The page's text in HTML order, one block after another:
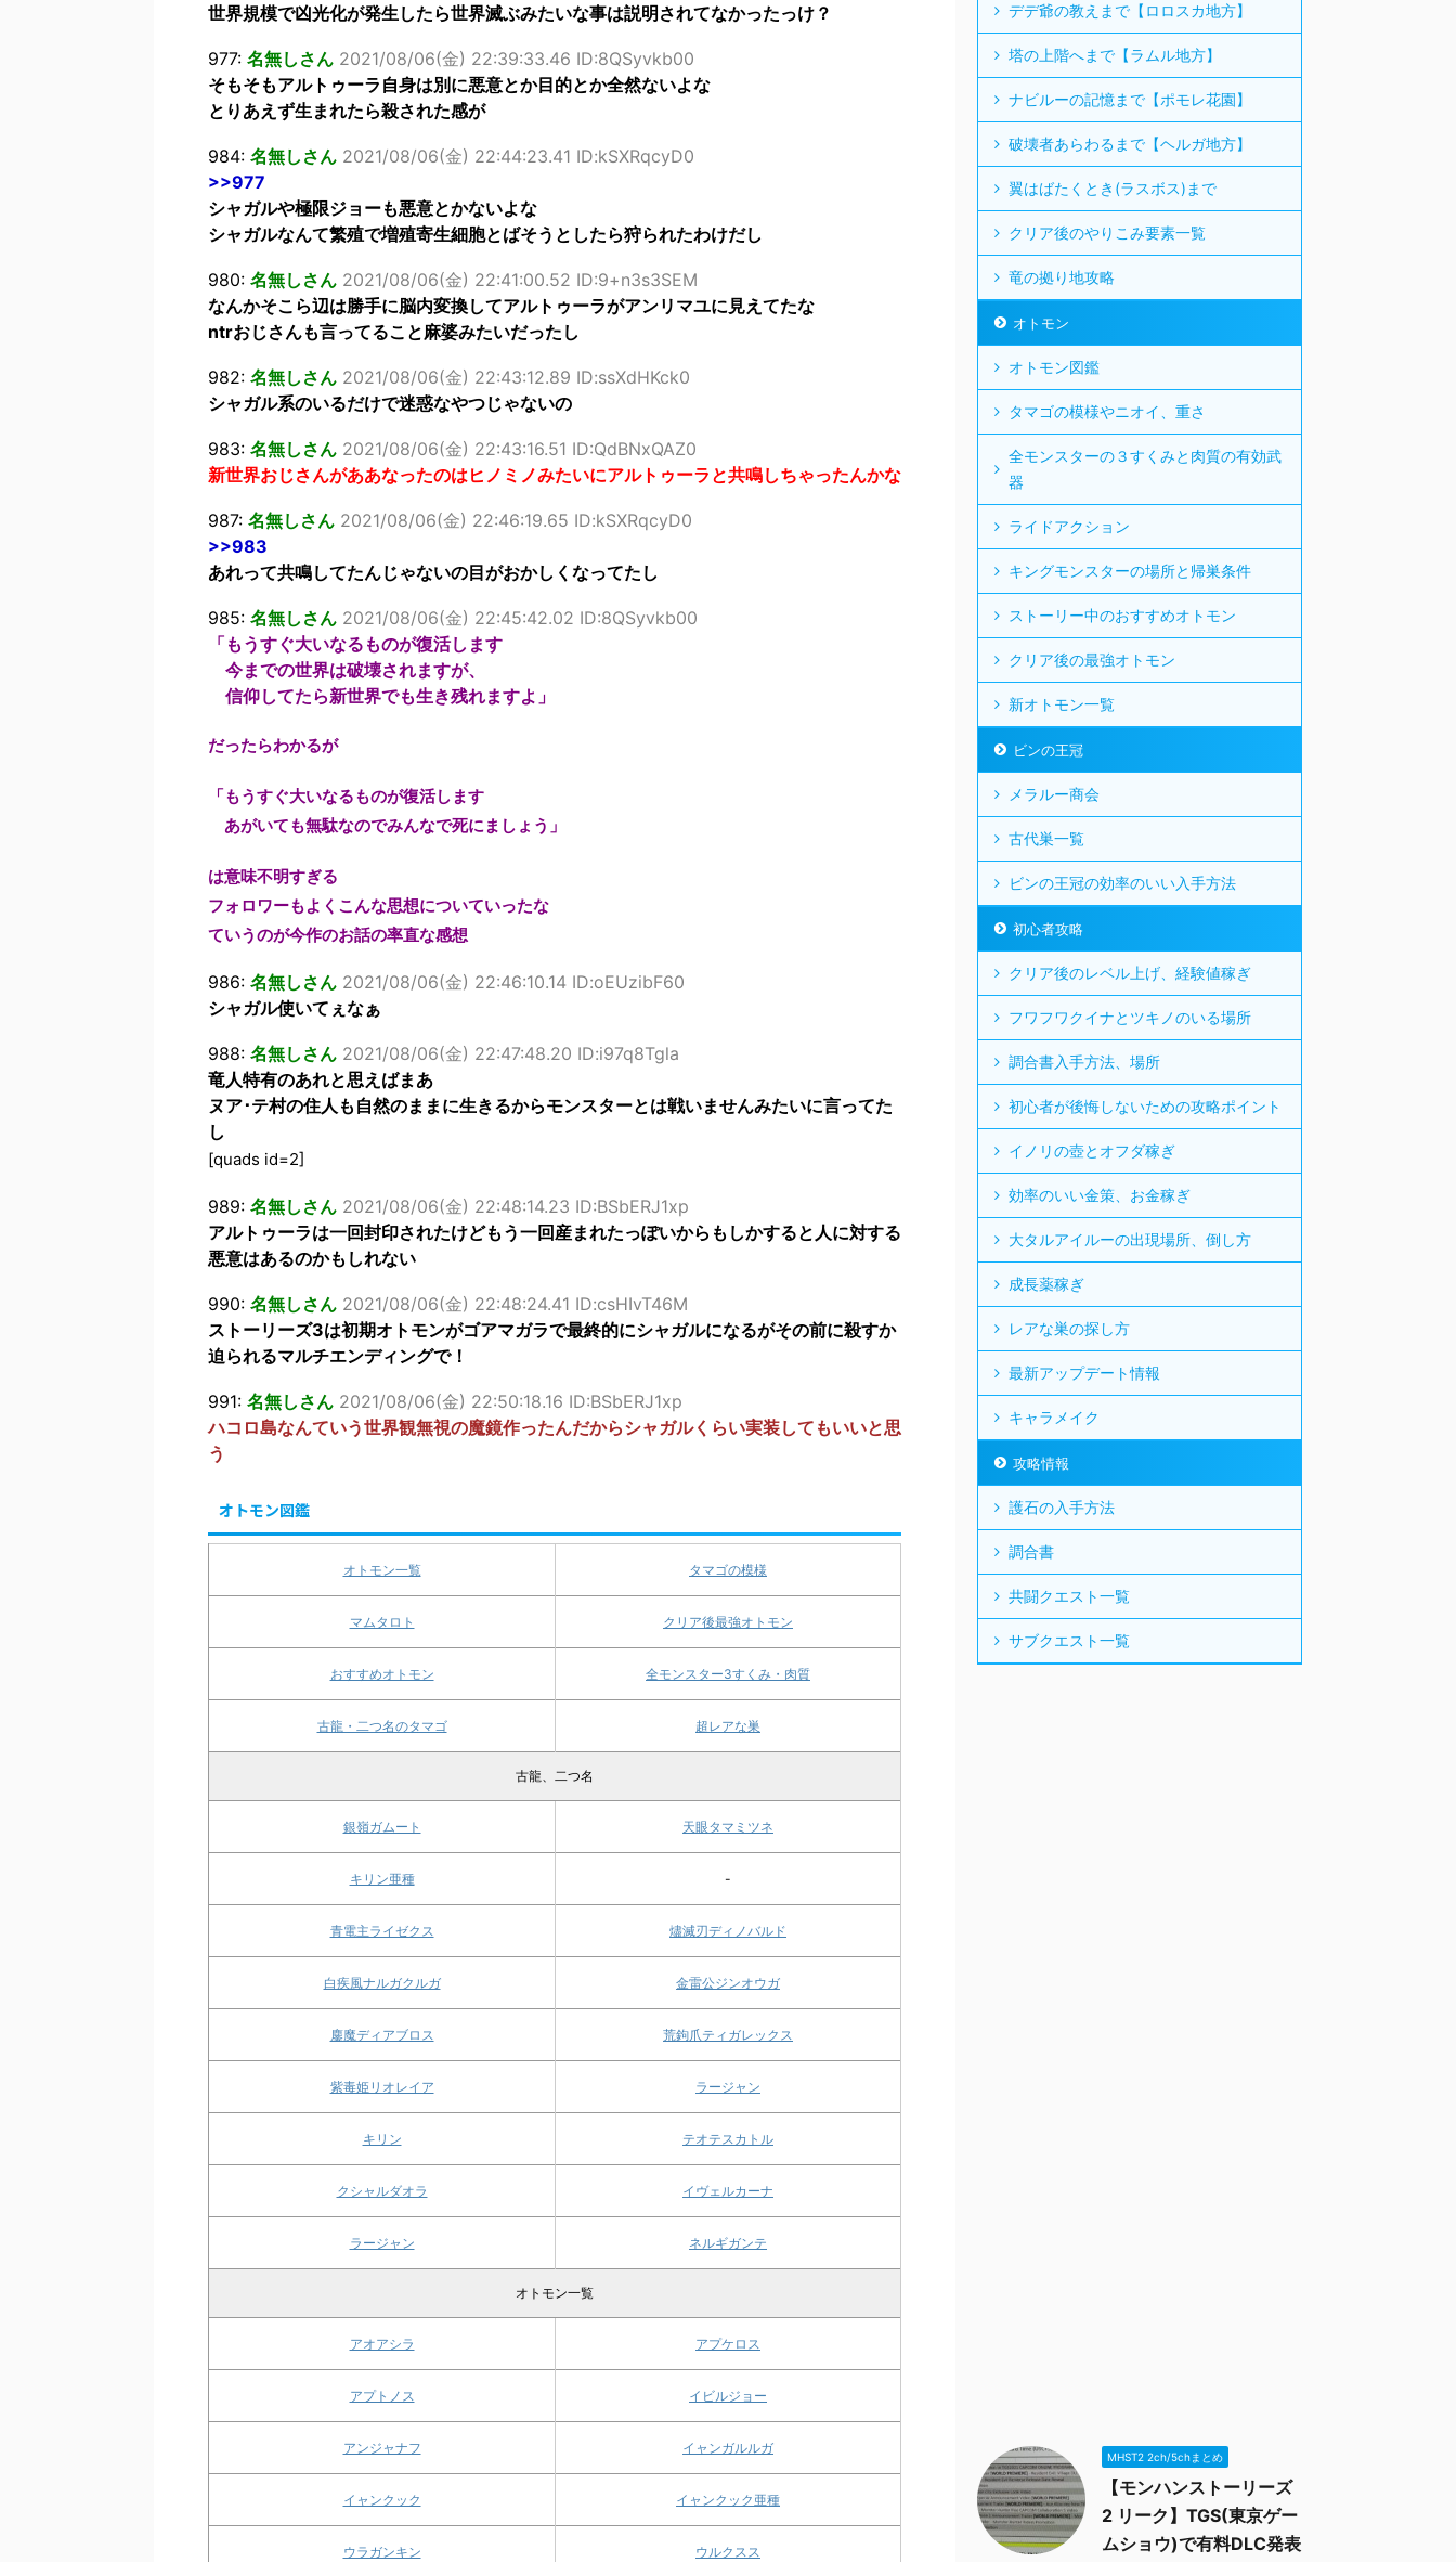
世界規模で凶光化が発生したら世界滅ぶみたいな事は説明されてなかったっけ？
977: 名無しさん 2021/08/06(金) 22:39:33.46 ID:8QSyvkb00
そもそもアルトゥーラ自身は別に悪意とか目的とか全然ないよな
とりあえず生まれたら殺された感が
984: 名無しさん 2021/08/06(金) 22:44:23.41 ID:kSXRqcyD0
>>977
シャガルや極限ジョーも悪意とかないよな
シャガルなんて繁殖で増殖寄生細胞とばそうとしたら狩られたわけだし
980: 名無しさん 2021/08/06(金) 22:41:00.52 ID:9+n3s3SEM
なんかそこら辺は勝手に脳内変換してアルトゥーラがアンリマユに見えてたな
ntrおじさんも言ってること麻婆みたいだったし
982: 名無しさん 2021/08/06(金) 22:43:12.89 ID:ssXdHKck0
シャガル系のいるだけで迷惑なやつじゃないの
983: 名無しさん 2021/08/06(金) 22:43:16.51 ID:QdBNxQAZ0
新世界おじさんがああなったのはヒノミノみたいにアルトゥーラと共鳴しちゃったんかな
987: 名無しさん 2021/08/06(金) 22:46:19.65 ID:kSXRqcyD0
>>983
あれって共鳴してたんじゃないの目がおかしくなってたし
985: 名無しさん 2021/08/06(金) 22:45:42.02 ID:8QSyvkb00
「もうすぐ大いなるものが復活します
今までの世界は破壊されますが、
信仰してたら新世界でも生き残れますよ」
だったらわかるが
「もうすぐ大いなるものが復活します
あがいても無駄なのでみんなで死にましょう」
は意味不明すぎる
フォロワーもよくこんな思想についていったな
ていうのが今作のお話の率直な感想
986: 名無しさん 2021/08/06(金) 22:46:10.14 ID:oEUzibF60
シャガル使いてぇなぁ
988: 名無しさん 2021/08/06(金) 22:47:48.20 ID:i97q8Tgla
竜人特有のあれと思えばまあ
ヌア･テ村の住人も自然のままに生きるからモンスターとは戦いませんみたいに言ってた
し
[quads id=2]
989: 名無しさん 2021/08/06(金) 22:48:14.23 ID:BSbERJ1xp
アルトゥーラは一回封印されたけどもう一回産まれたっぽいからもしかすると人に対する
悪意はあるのかもしれない
990: 名無しさん 2021/08/06(金) 22:48:24.41 ID:csHIvT46M
ストーリーズ3は初期オトモンがゴアマガラで最終的にシャガルになるがその前に殺すか
迫られるマルチエンディングで！
991: 名無しさん 2021/08/06(金) 22:50:18.16 ID:BSbERJ1xp
ハコロ島なんていう世界観無視の魔鏡作ったんだからシャガルくらい実装してもいいと思
う
オトモン図鑑
オトモン一覧 タマゴの模様
マムタロト クリア後最強オトモン
おすすめオトモン 全モンスター3すくみ・肉質
古龍・二つ名のタマゴ 超レアな巣
古龍、二つ名
銀嶺ガムート 天眼タマミツネ
キリン亜種 -
青電主ライゼクス 燼滅刃ディノバルド
白疾風ナルガクルガ 金雷公ジンオウガ
鏖魔ディアブロス 荒鉤爪ティガレックス
紫毒姫リオレイア ラージャン
キリン テオテスカトル
クシャルダオラ イヴェルカーナ
ラージャン ネルギガンテ
オトモン一覧
アオアシラ アプケロス
アプトノス イビルジョー
アンジャナフ イャンガルルガ
イャンクック イャンクック亜種
ウラガンキン ウルクスス
デデ爺の教えまで【ロロスカ地方】
塔の上階へまで【ラムル地方】
ナビルーの記憶まで【ポモレ花園】
破壊者あらわるまで【ヘルガ地方】
翼はばたくとき(ラスボス)まで
クリア後のやりこみ要素一覧
竜の拠り地攻略
オトモン
オトモン図鑑
タマゴの模様やニオイ、重さ
全モンスターの３すくみと肉質の有効武
器
ライドアクション
キングモンスターの場所と帰巣条件
ストーリー中のおすすめオトモン
クリア後の最強オトモン
新オトモン一覧
ビンの王冠
メラルー商会
古代巣一覧
ビンの王冠の効率のいい入手方法
初心者攻略
クリア後のレベル上げ、経験値稼ぎ
フワフワクイナとツキノのいる場所
調合書入手方法、場所
初心者が後悔しないための攻略ポイント
イノリの壺とオフダ稼ぎ
効率のいい金策、お金稼ぎ
大タルアイルーの出現場所、倒し方
成長薬稼ぎ
レアな巣の探し方
最新アップデート情報
キャラメイク
攻略情報
護石の入手方法
調合書
共闘クエスト一覧
サブクエスト一覧
MHST2 2ch/5chまとめ
【モンハンストーリーズ
2 リーク】TGS(東京ゲー
ムショウ)で有料DLC発表